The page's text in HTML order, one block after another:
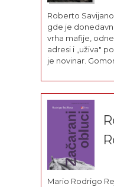
Roberto Savijano
gde je
vrha mafije,
adresi i „uživa"
je novinar.
Mario Rodrigo